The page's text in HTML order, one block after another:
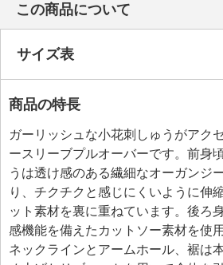
この商品について
サイズ表
商品の特長
ガーリッシュな小花刺しゅうがアク
ースリーブプルオーバーです。前身
うは透け感のある繊細なオーガンジ
り、チクチクと感じにくいように伸
ット素材を裏に重ねています。後ろ
感機能を備えたカットソー素材を使用
ネックラインとアームホール、裾は